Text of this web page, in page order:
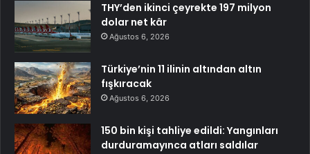
THY’den ikinci çeyrekte 197 milyon
dolar net kâr
Ağustos 6, 2026
Türkiye’nin 11 ilinin altından altın
fışkıracak
Ağustos 6, 2026
150 bin kişi tahliye edildi: Yangınları
durduramayınca atları saldılar